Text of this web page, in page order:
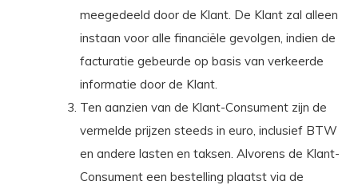
meegedeeld door de Klant. De Klant zal alleen
instaan voor alle financiële gevolgen, indien de
facturatie gebeurde op basis van verkeerde
informatie door de Klant.
Ten aanzien van de Klant-Consument zijn de
vermelde prijzen steeds in euro, inclusief BTW
en andere lasten en taksen. Alvorens de Klant-
Consument een bestelling plaatst via de